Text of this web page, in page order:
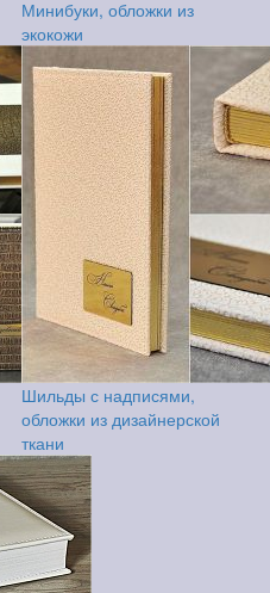
Минибуки, обложки из
экокожи
Шильды с надписями,
обложки из дизайнерской
ткани